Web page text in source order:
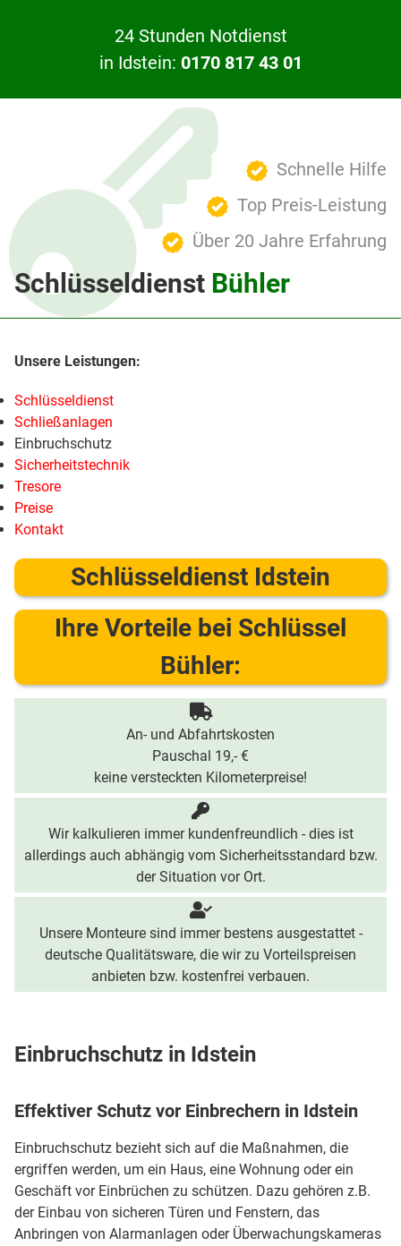
24 Stunden Notdienst
in Idstein: 0170 817 43 01
Schnelle Hilfe
Top Preis-Leistung
Über 20 Jahre Erfahrung
Schlüsseldienst Bühler
Schlüsseldienst
Schließanlagen
Einbruchschutz
Sicherheitstechnik
Tresore
Preise
Kontakt
Schlüsseldienst Idstein
Ihre Vorteile bei Schlüssel
Bühler:
An- und Abfahrtskosten
Pauschal 19,- €
keine versteckten Kilometerpreise!
Wir kalkulieren immer kundenfreundlich - dies ist
allerdings auch abhängig vom Sicherheitsstandard bzw.
der Situation vor Ort.
Unsere Monteure sind immer bestens ausgestattet -
deutsche Qualitätsware, die wir zu Vorteilspreisen
anbieten bzw. kostenfrei verbauen.
Einbruchschutz in Idstein
Effektiver Schutz vor Einbrechern in Idstein
Einbruchschutz bezieht sich auf die Maßnahmen, die
ergriffen werden, um ein Haus, eine Wohnung oder ein
Geschäft vor Einbrüchen zu schützen. Dazu gehören z.B.
der Einbau von sicheren Türen und Fenstern, das
Anbringen von Alarmanlagen oder Überwachungskameras